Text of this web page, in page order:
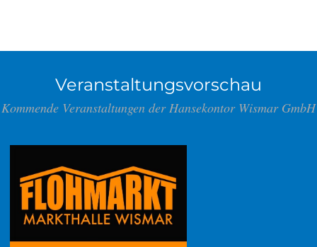
Veranstaltungsvorschau
Kommende Veranstaltungen der Hansekontor Wismar GmbH